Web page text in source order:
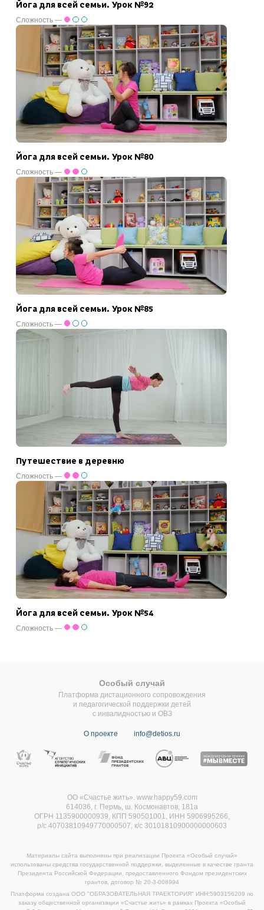
Йога для всей семьи. Урок №92
Сложность —
Йога для всей семьи. Урок №80
Сложность —
Йога для всей семьи. Урок №85
Сложность —
Путешествие в деревню
Сложность —
Йога для всей семьи. Урок №54
Сложность —
Особый случай
Платформа дистационного сопровождения
и педагогической поддержки детей
с инвалидностью и ОВЗ
О проекте info@detios.ru
ОО «Счастье жить». www.happy59.com
614036, г. Пермь, ш. Космонавтов, 181а
ОГРН 1135900000939, КПП 590501001, ИНН 5906995266,
р/с 40703810949770000507, к/с 30101810900000000603
Материалы сайта выполнены при реализации Проекта «Особый случай»
использованы средства государственной поддержки, выделенные в качестве гранта
Президента Российской Федерации, предоставленного Фондом президентских
грантов, договор № 20-3-008994
Платформа создана ООО "ОБРАЗОВАТЕЛЬНАЯ ТРАЕКТОРИЯ" ИНН:5903156209 по
заказу общественной организации «Счастье жить» в рамках Проекта «Особый